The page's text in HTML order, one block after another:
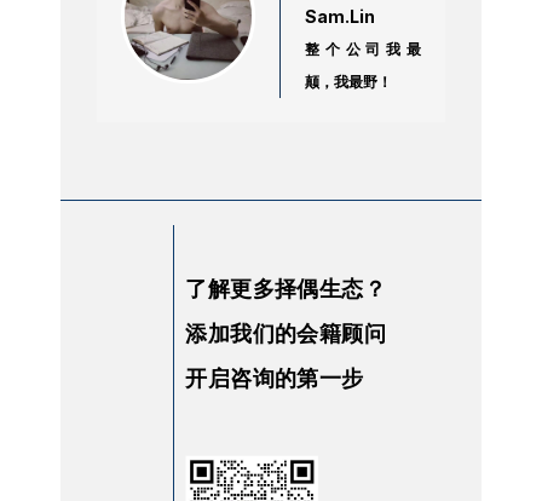
Sam.Lin
整个公司我最
颠，我最野！
了解更多择偶生态？
添加我们的会籍顾问
开启咨询的第一步